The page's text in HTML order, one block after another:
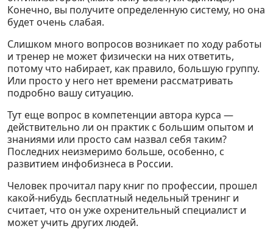
Конечно, вы получите определенную систему, но она
будет очень слабая.
Слишком много вопросов возникает по ходу работы
и тренер не может физически на них ответить,
потому что набирает, как правило, большую группу.
Или просто у него нет времени рассматривать
подробно вашу ситуацию.
Тут еще вопрос в компетенции автора курса —
действительно ли он практик с большим опытом и
знаниями или просто сам назвал себя таким?
Последних неизмеримо больше, особенно, с
развитием инфобизнеса в России.
Человек прочитал пару книг по профессии, прошел
какой-нибудь бесплатный недельный тренинг и
считает, что он уже охренительный специалист и
может учить других людей.